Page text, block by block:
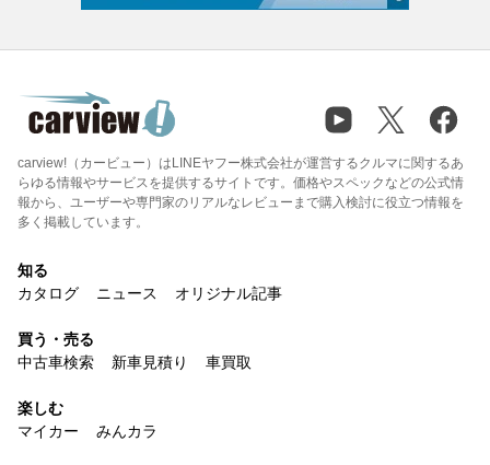
carview!（カービュー）はLINEヤフー株式会社が運営するクルマに関するあ
らゆる情報やサービスを提供するサイトです。価格やスペックなどの公式情
報から、ユーザーや専門家のリアルなレビューまで購入検討に役立つ情報を
多く掲載しています。
知る
カタログ
ニュース オリジナル記事
買う・売る
中古車検索
新車見積り 車買取
楽しむ
マイカー
みんカラ